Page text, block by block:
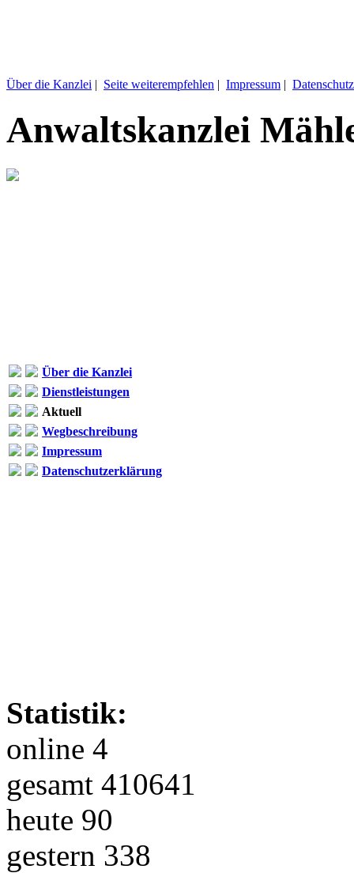
Über die Kanzlei | Seite weiterempfehlen | Impressum |
Anwaltskanzlei
Über die Kanzlei
Dienstleistungen
Aktuell
Wegbeschreibung
Impressum
Datenschutzerklärung
Statistik:
online 4
gesamt 410641
heute 90
gestern 338